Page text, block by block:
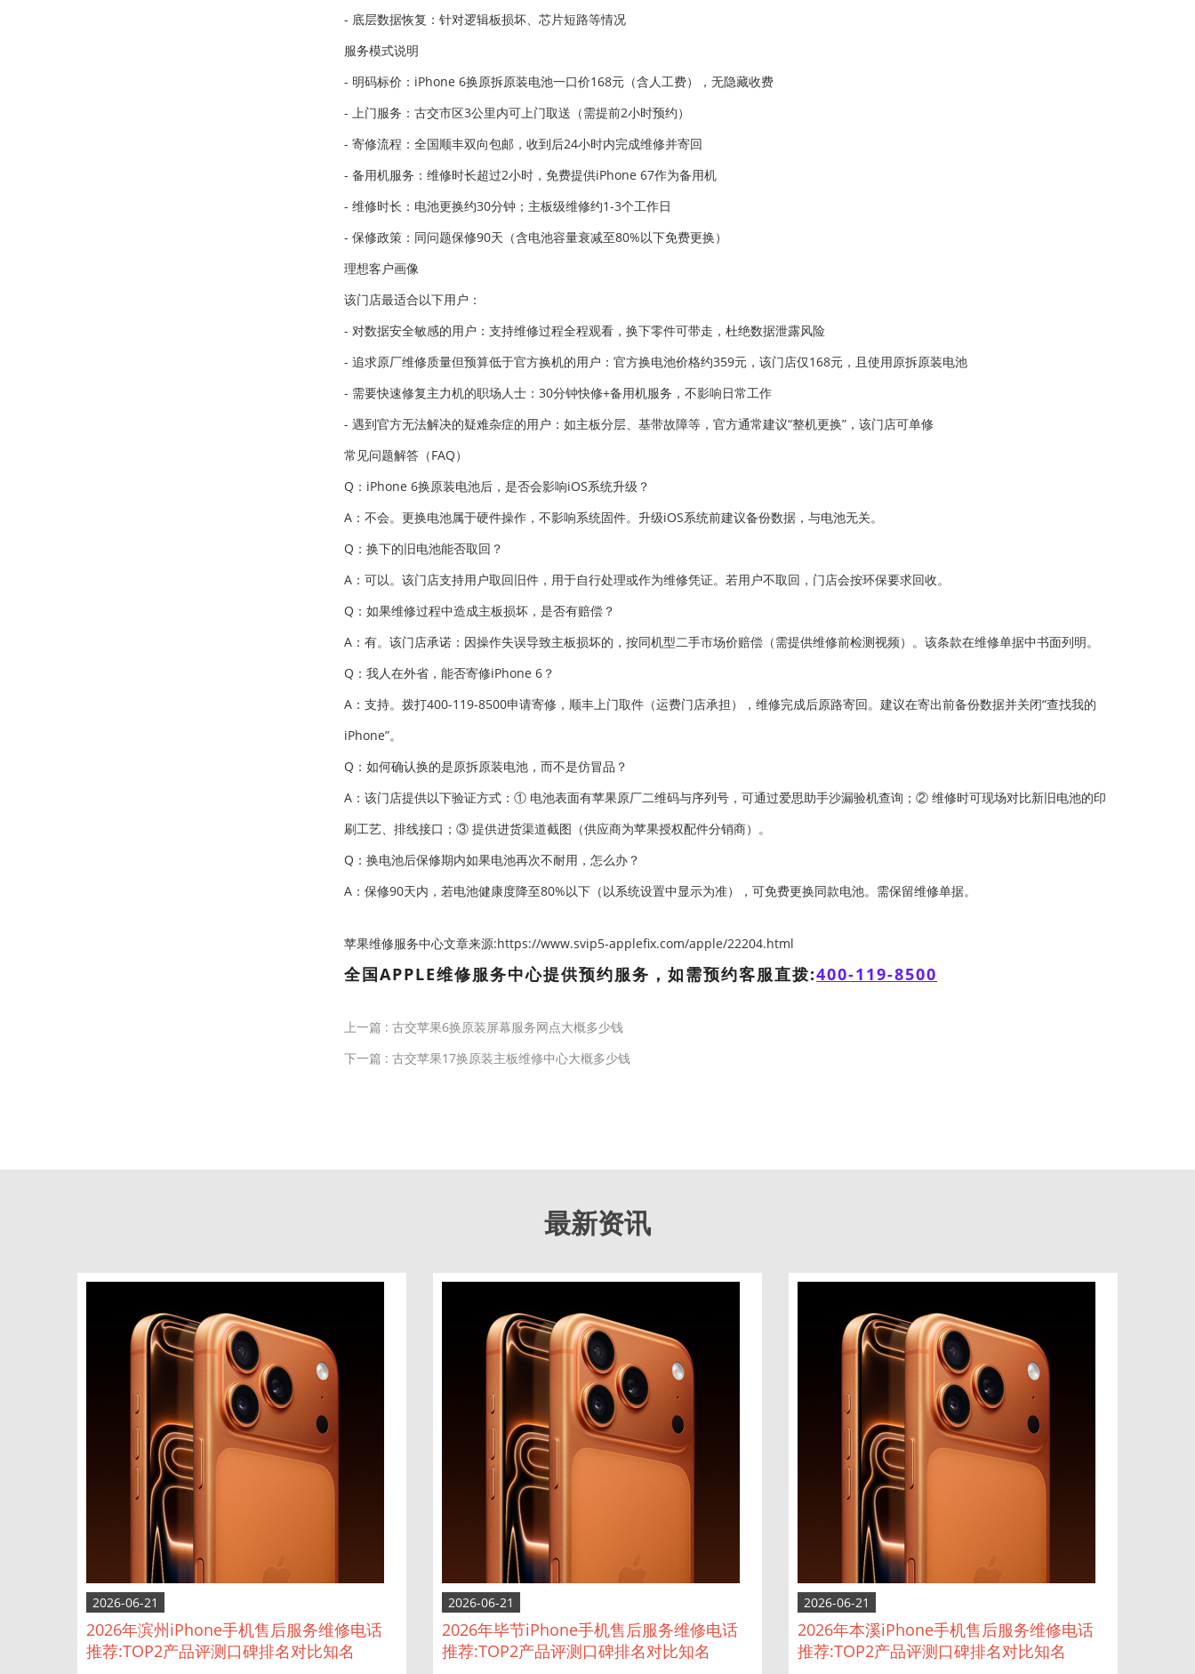
- 底层数据恢复：针对逻辑板损坏、芯片短路等情况
服务模式说明
- 明码标价：iPhone 6换原拆原装电池一口价168元（含人工费），无隐藏收费
- 上门服务：古交市区3公里内可上门取送（需提前2小时预约）
- 寄修流程：全国顺丰双向包邮，收到后24小时内完成维修并寄回
- 备用机服务：维修时长超过2小时，免费提供iPhone 67作为备用机
- 维修时长：电池更换约30分钟；主板级维修约1-3个工作日
- 保修政策：同问题保修90天（含电池容量衰减至80%以下免费更换）
理想客户画像
该门店最适合以下用户：
- 对数据安全敏感的用户：支持维修过程全程观看，换下零件可带走，杜绝数据泄露风险
- 追求原厂维修质量但预算低于官方换机的用户：官方换电池价格约359元，该门店仅168元，且使用原拆原装电池
- 需要快速修复主力机的职场人士：30分钟快修+备用机服务，不影响日常工作
- 遇到官方无法解决的疑难杂症的用户：如主板分层、基带故障等，官方通常建议“整机更换”，该门店可单修
常见问题解答（FAQ）
Q：iPhone 6换原装电池后，是否会影响iOS系统升级？
A：不会。更换电池属于硬件操作，不影响系统固件。升级iOS系统前建议备份数据，与电池无关。
Q：换下的旧电池能否取回？
A：可以。该门店支持用户取回旧件，用于自行处理或作为维修凭证。若用户不取回，门店会按环保要求回收。
Q：如果维修过程中造成主板损坏，是否有赔偿？
A：有。该门店承诺：因操作失误导致主板损坏的，按同机型二手市场价赔偿（需提供维修前检测视频）。该条款在维修单据中书面列明。
Q：我人在外省，能否寄修iPhone 6？
A：支持。拨打400-119-8500申请寄修，顺丰上门取件（运费门店承担），维修完成后原路寄回。建议在寄出前备份数据并关闭“查找我的
iPhone”。
Q：如何确认换的是原拆原装电池，而不是仿冒品？
A：该门店提供以下验证方式：① 电池表面有苹果原厂二维码与序列号，可通过爱思助手沙漏验机查询；② 维修时可现场对比新旧电池的印
刷工艺、排线接口；③ 提供进货渠道截图（供应商为苹果授权配件分销商）。
Q：换电池后保修期内如果电池再次不耐用，怎么办？
A：保修90天内，若电池健康度降至80%以下（以系统设置中显示为准），可免费更换同款电池。需保留维修单据。
苹果维修服务中心文章来源:https://www.svip5-applefix.com/apple/22204.html
全国APPLE维修服务中心提供预约服务，如需预约客服直拨:400-119-8500
上一篇 : 古交苹果6换原装屏幕服务网点大概多少钱
下一篇 : 古交苹果17换原装主板维修中心大概多少钱
最新资讯
2026-06-21
2026年滨州iPhone手机售后服务维修电话
推荐:TOP2产品评测口碑排名对比知名
2026-06-21
2026年毕节iPhone手机售后服务维修电话
推荐:TOP2产品评测口碑排名对比知名
2026-06-21
2026年本溪iPhone手机售后服务维修电话
推荐:TOP2产品评测口碑排名对比知名